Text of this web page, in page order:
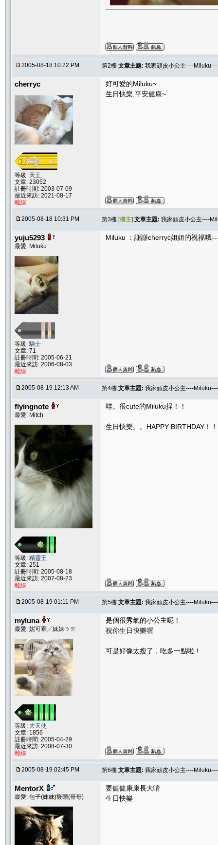
2005-08-18 10:22 PM 第2樓 文章主題: 我家頑皮小公主----
cherryc
等級: 天王
文章: 23052
註冊時間: 2003-07-09
最近來訪: 2021-08-17
離線
好可愛的Miluku~
生日快樂,平安健康~
2005-08-18 10:31 PM 第3樓 [樓主] 文章主題: 我家頑皮小公主----
yuju5293
最愛: Miluku
等級:騎士
文章: 71
註冊時間: 2005-06-21
最近來訪: 2006-08-03
離線
Miluku ：謝謝cherryc姐姐的祝福哦
2005-08-19 12:13 AM 第4樓 文章主題: 我家頑皮小公主----
flyingnote
最愛: Mitch
等級: 精靈王
文章: 251
註冊時間: 2005-08-18
最近來訪: 2007-08-23
離線
哇。很cute的Miluku捏！！
生日快樂。。HAPPY BIRTHDAY！
2005-08-19 01:11 PM 第5樓 文章主題: 我家頑皮小公主----
myluna
最愛: 妮可乖╱妹妹ㄋㄞ
等級: 大天使
文章: 1856
註冊時間: 2005-04-29
最近來訪: 2008-07-30
離線
是個很秀氣的小公主呢！
祝你生日快樂喔
可是好像太瘦了，吃多一點啦！
2005-08-19 02:45 PM 第6樓 文章主題: 我家頑皮小公主----
MentorX
最愛: 包子(妹妹)饅頭(哥哥)
要健健康康長大唷
生日快樂